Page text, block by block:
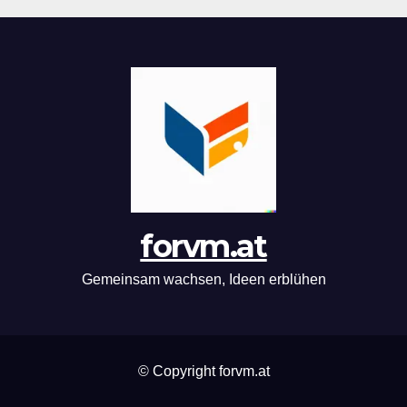
forvm.at
Gemeinsam wachsen, Ideen erblühen
© Copyright forvm.at